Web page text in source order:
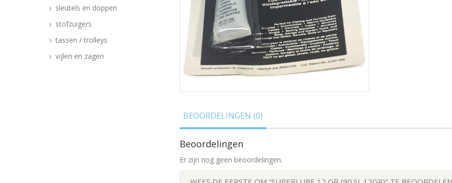
BEOORDELINGEN (0)
Beoordelingen
Er zijn nog geen beoordelingen.
sleutels en doppen
stofzuigers
tassen / trolleys
vijlen en zagen